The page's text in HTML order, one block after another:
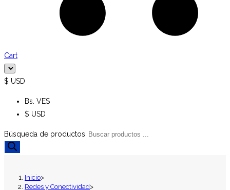
Cart
$ USD
Bs. VES
$ USD
Búsqueda de productos
Inicio>
Redes y Conectividad>